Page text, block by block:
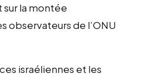
sur la montée
observateurs de l’ONU
israéliennes et les